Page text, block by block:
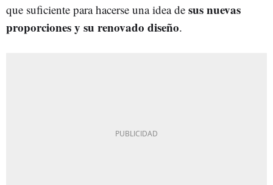
que suficiente para hacerse una idea de sus nuevas
proporciones y su renovado diseño.